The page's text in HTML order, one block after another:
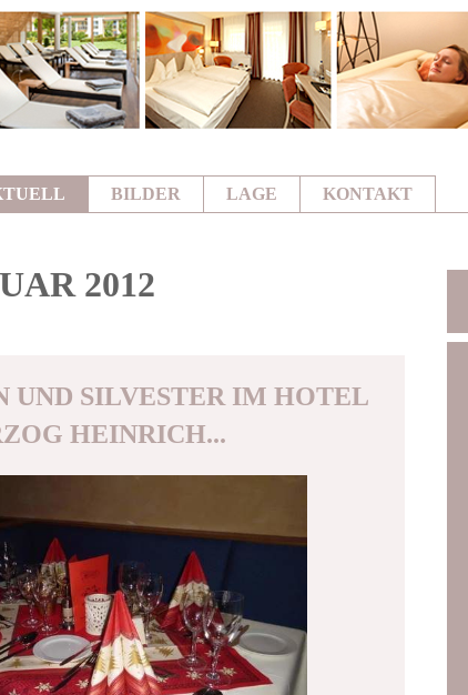
BILDER LAGE KONTAKT
2012
UND SILVESTER IM HOTEL
HEINRICH...